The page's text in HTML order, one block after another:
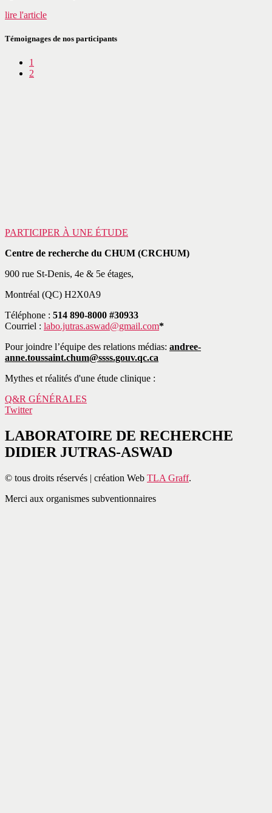
lire l'article
Témoignages de nos participants
1
2
PARTICIPER À UNE ÉTUDE
Centre de recherche du CHUM (CRCHUM)
900 rue St-Denis, 4e & 5e étages,
Montréal (QC) H2X0A9
Téléphone : 514 890-8000 #30933
Courriel : labo.jutras.aswad@gmail.com*
Pour joindre l’équipe des relations médias: andree-
anne.toussaint.chum@ssss.gouv.qc.ca
Mythes et réalités d'une étude clinique :
Q&R GÉNÉRALES
Twitter
LABORATOIRE DE RECHERCHE
DIDIER JUTRAS-ASWAD
© tous droits réservés | création Web TLA Graff.
Merci aux organismes subventionnaires